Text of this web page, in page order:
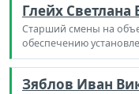
Глейх Светлана
Старший смены на
обеспечению
Зяблов Иван